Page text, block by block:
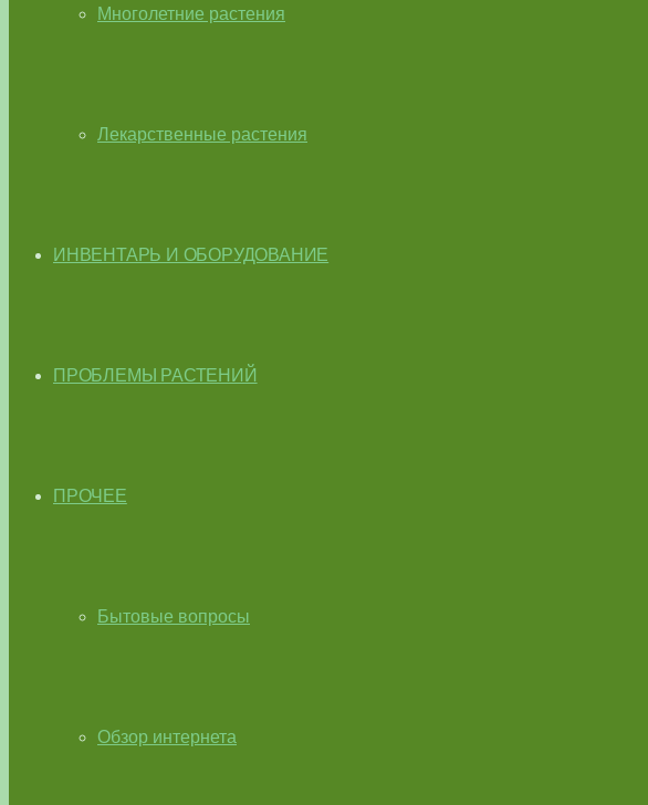
Многолетние растения
Лекарственные растения
ИНВЕНТАРЬ И ОБОРУДОВАНИЕ
ПРОБЛЕМЫ РАСТЕНИЙ
ПРОЧЕЕ
Бытовые вопросы
Обзор интернета